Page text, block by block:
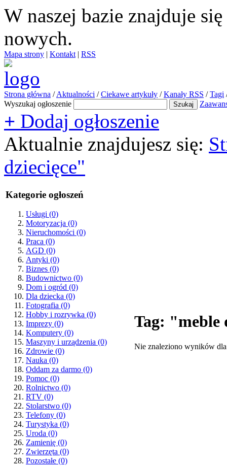
W naszej bazie znajduje się
nowych.
Mapa strony | Kontakt | RSS
Strona główna / Aktualności / Ciekawe artykuły / Kanały RSS / Tagi
Wyszukaj ogłoszenie
+ Dodaj ogłoszenie
Aktualnie znajdujesz się:
dziecięce"
Kategorie ogłoszeń
Usługi (0)
Motoryzacja (0)
Nieruchomości (0)
Praca (0)
AGD (0)
Antyki (0)
Biznes (0)
Budownictwo (0)
Dom i ogród (0)
Dla dziecka (0)
Fotografia (0)
Hobby i rozrywka (0)
Imprezy (0)
Komputery (0)
Maszyny i urządzenia (0)
Zdrowie (0)
Nauka (0)
Oddam za darmo (0)
Pomoc (0)
Rolnictwo (0)
RTV (0)
Stolarstwo (0)
Telefony (0)
Turystyka (0)
Uroda (0)
Zamienię (0)
Zwierzęta (0)
Pozostałe (0)
Tag: "meble
Nie znaleziono wyników